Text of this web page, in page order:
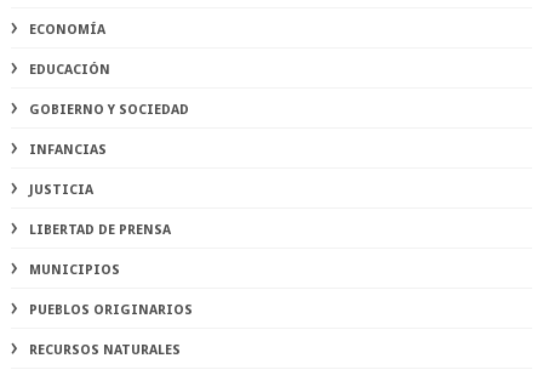
ECONOMÍA
EDUCACIÓN
GOBIERNO Y SOCIEDAD
INFANCIAS
JUSTICIA
LIBERTAD DE PRENSA
MUNICIPIOS
PUEBLOS ORIGINARIOS
RECURSOS NATURALES